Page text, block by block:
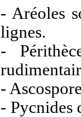
- Aréoles
lignes.
-
-
- Pycnides